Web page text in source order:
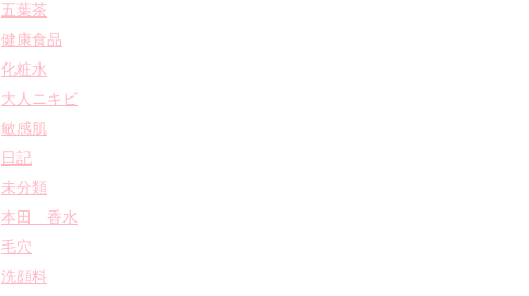
五葉茶
健康食品
化粧水
大人ニキビ
敏感肌
日記
未分類
本田 香水
毛穴
洗顔料